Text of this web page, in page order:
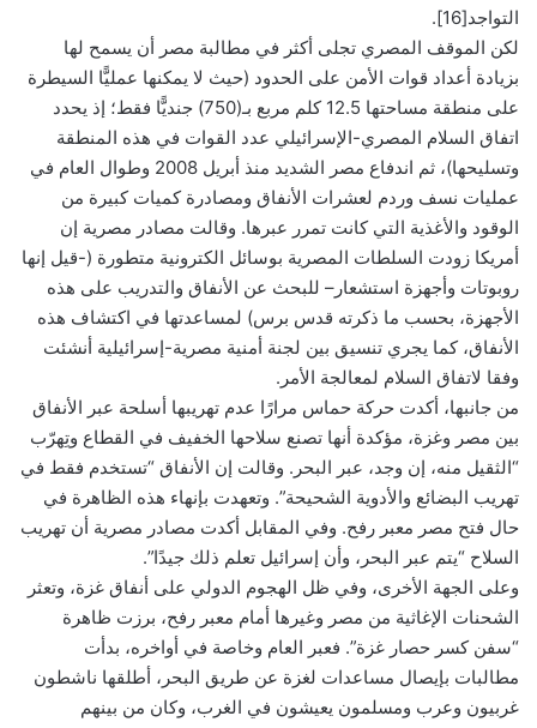
التواجد[16].
لكن الموقف المصري تجلى أكثر في مطالبة مصر أن يسمح لها
بزيادة أعداد قوات الأمن على الحدود (حيث لا يمكنها عمليًّا السيطرة
على منطقة مساحتها 12.5 كلم مربع بـ(750) جنديًّا فقط؛ إذ يحدد
اتفاق السلام المصري-الإسرائيلي عدد القوات في هذه المنطقة
وتسليحها)، ثم اندفاع مصر الشديد منذ أبريل 2008 وطوال العام في
عمليات نسف وردم لعشرات الأنفاق ومصادرة كميات كبيرة من
الوقود والأغذية التي كانت تمرر عبرها. وقالت مصادر مصرية إن
أمريكا زودت السلطات المصرية بوسائل الكترونية متطورة (-قيل إنها
روبوتات وأجهزة استشعار– للبحث عن الأنفاق والتدريب على هذه
الأجهزة، بحسب ما ذكرته قدس برس) لمساعدتها في اكتشاف هذه
الأنفاق، كما يجري تنسيق بين لجنة أمنية مصرية-إسرائيلية أنشئت
وفقا لاتفاق السلام لمعالجة الأمر.
من جانبها، أكدت حركة حماس مرارًا عدم تهريبها أسلحة عبر الأنفاق
بين مصر وغزة، مؤكدة أنها تصنع سلاحها الخفيف في القطاع وتِهرّب
“الثقيل منه، إن وجد، عبر البحر. وقالت إن الأنفاق “تستخدم فقط في
تهريب البضائع والأدوية الشحيحة”. وتعهدت بإنهاء هذه الظاهرة في
حال فتح مصر معبر رفح. وفي المقابل أكدت مصادر مصرية أن تهريب
السلاح “يتم عبر البحر، وأن إسرائيل تعلم ذلك جيدًا”.
وعلى الجهة الأخرى، وفي ظل الهجوم الدولي على أنفاق غزة، وتعثر
الشحنات الإغاثية من مصر وغيرها أمام معبر رفح، برزت ظاهرة
“سفن كسر حصار غزة”. فعبر العام وخاصة في أواخره، بدأت
مطالبات بإيصال مساعدات لغزة عن طريق البحر، أطلقها ناشطون
غربيون وعرب ومسلمون يعيشون في الغرب، وكان من بينهم